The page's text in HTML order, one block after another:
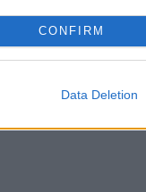
CONFIRM
Data Deletion
πρώτη